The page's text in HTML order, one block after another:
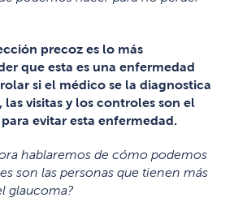
precoz es lo más
que esta es una enfermedad
si el médico se la diagnostica
visitas y los controles son el
evitar esta enfermedad.
hablaremos de cómo podemos
son las personas que tienen más
glaucoma?